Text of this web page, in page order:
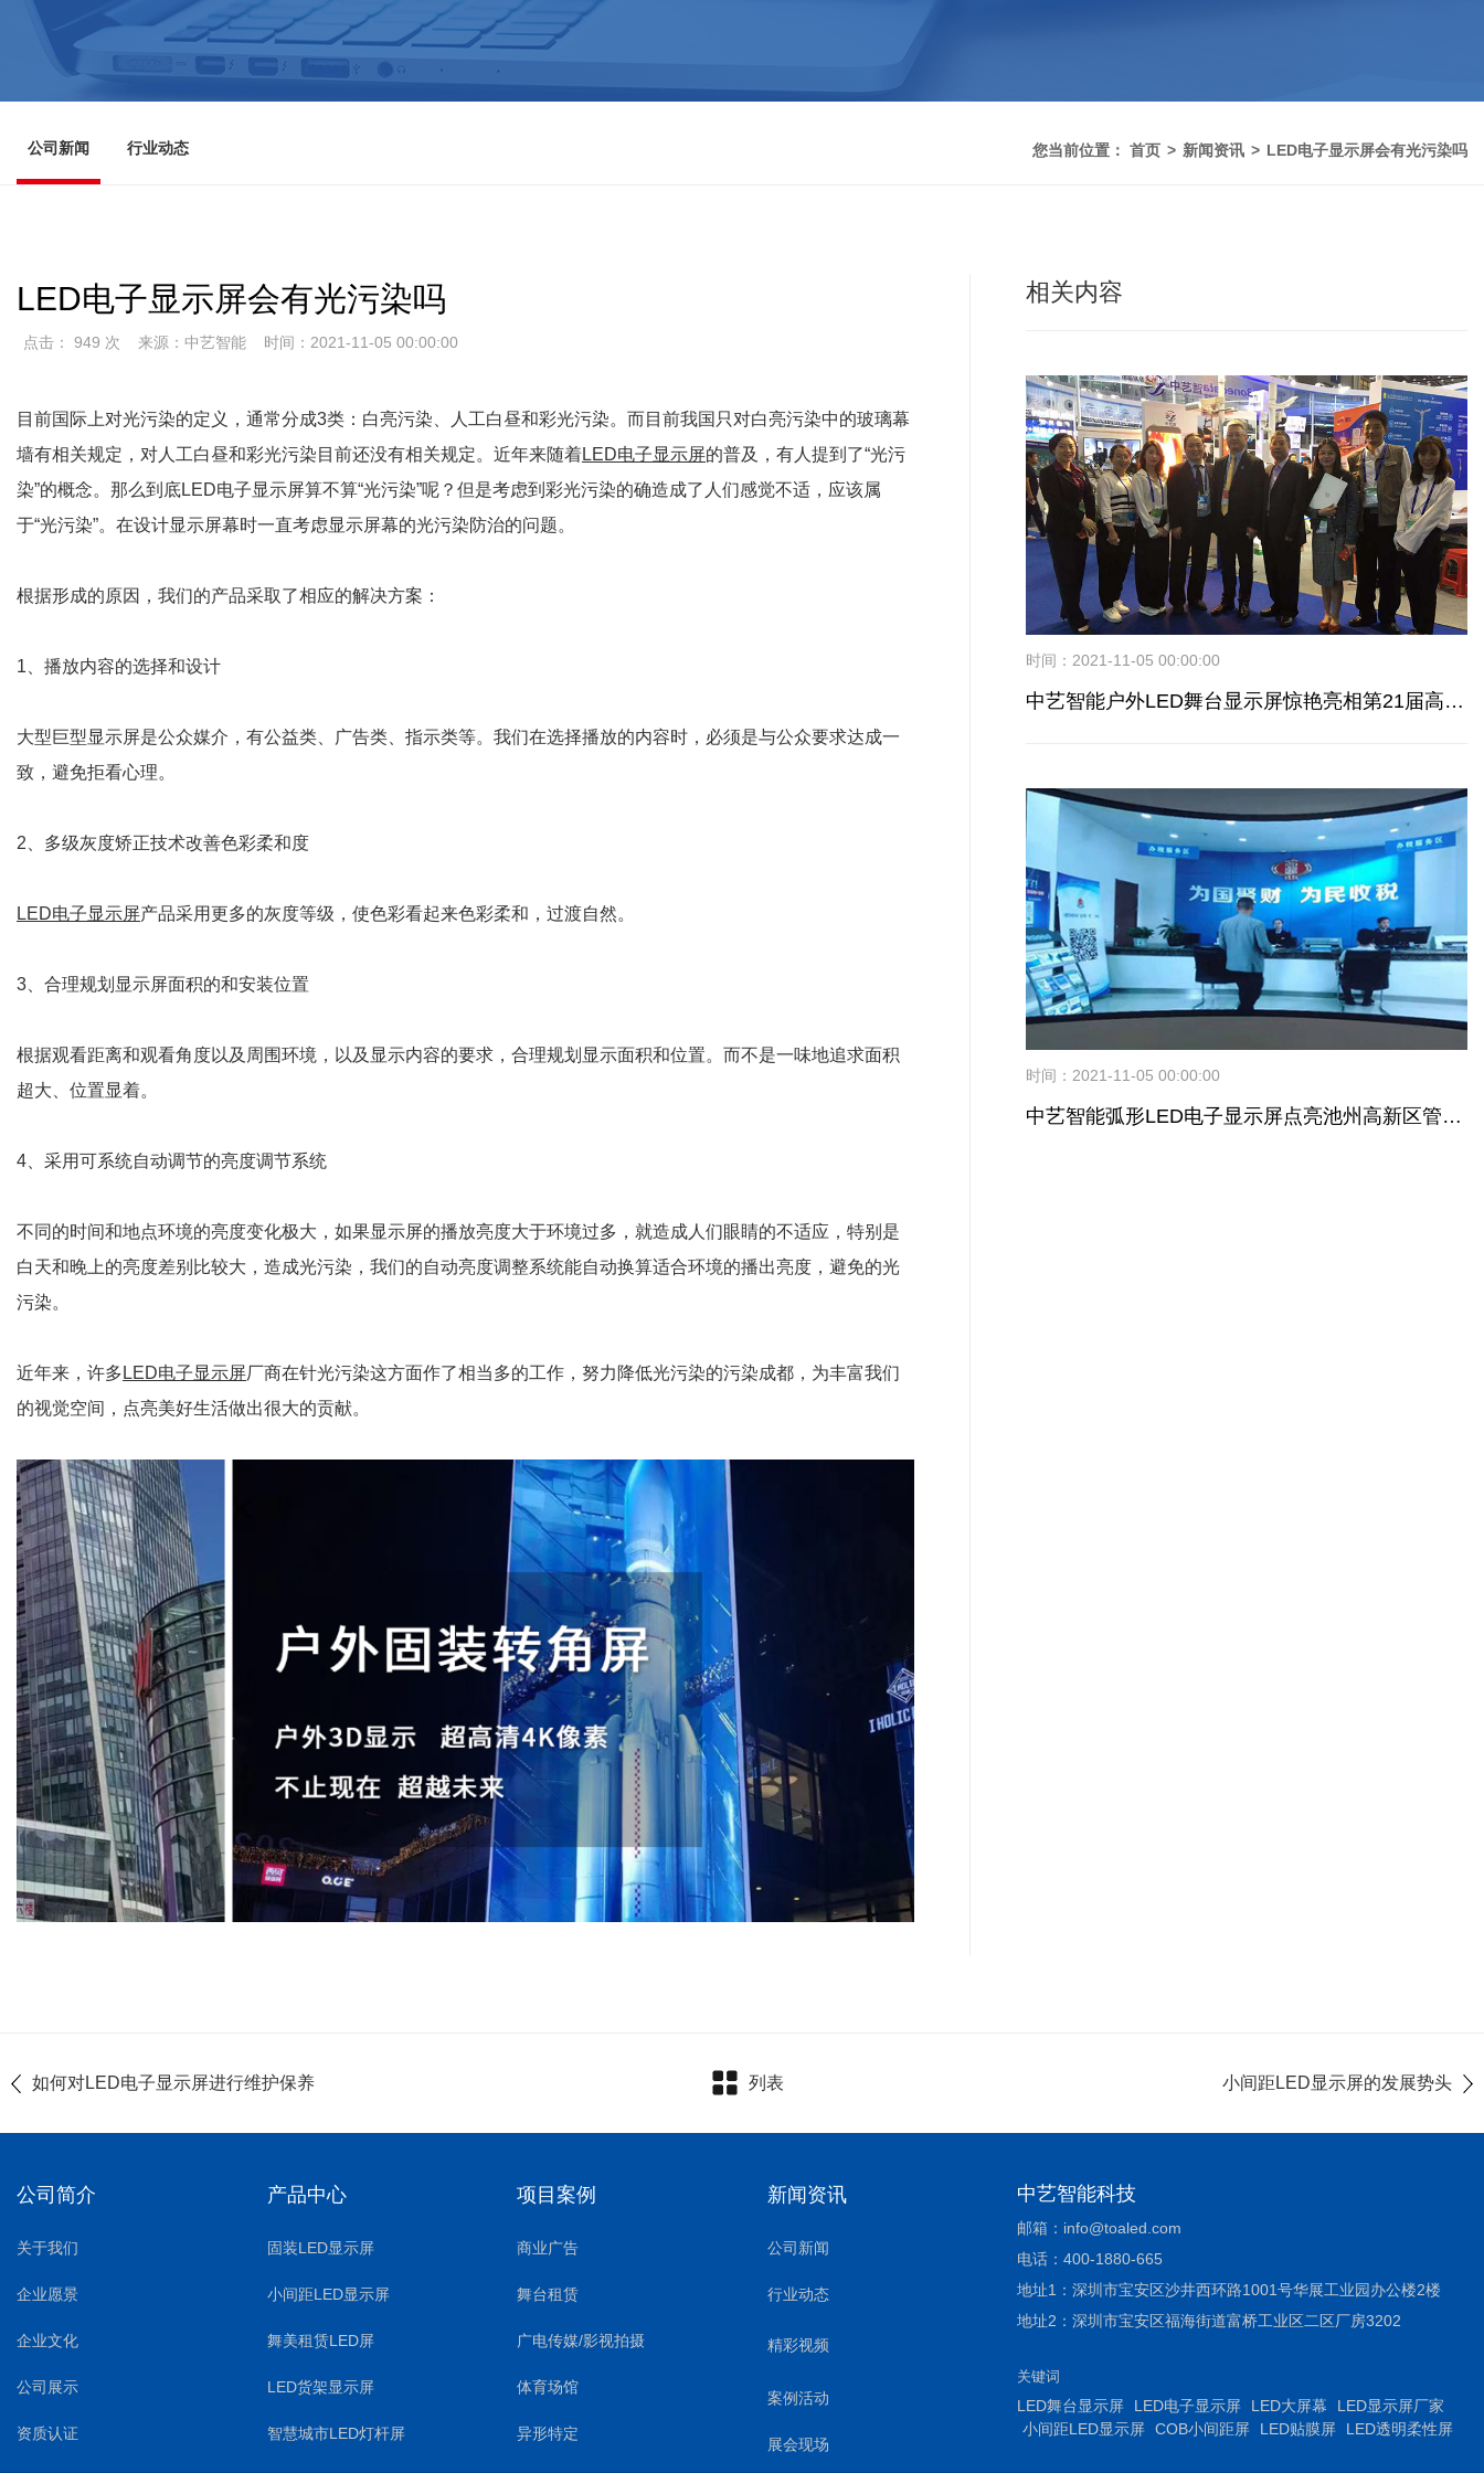
公司新闻 行业动态 您当前位置： 首页 新闻资讯 LED电子显示屏会有光污染吗
LED电子显示屏会有光污染吗
点击： 949 次 来源：中艺智能 时间：2021-11-05 00:00:00
目前国际上对光污染的定义，通常分成3类：白亮污染、人工白昼和彩光污染。而目前我国只对白亮污染中的玻璃幕
墙有相关规定，对人工白昼和彩光污染目前还没有相关规定。近年来随着LED电子显示屏的普及，有人提到了“光污
染”的概念。那么到底LED电子显示屏算不算“光污染”呢？但是考虑到彩光污染的确造成了人们感觉不适，应该属
于“光污染”。在设计显示屏幕时一直考虑显示屏幕的光污染防治的问题。
根据形成的原因，我们的产品采取了相应的解决方案：
1、播放内容的选择和设计
大型巨型显示屏是公众媒介，有公益类、广告类、指示类等。我们在选择播放的内容时，必须是与公众要求达成一
致，避免拒看心理。
2、多级灰度矫正技术改善色彩柔和度
LED电子显示屏产品采用更多的灰度等级，使色彩看起来色彩柔和，过渡自然。
3、合理规划显示屏面积的和安装位置
根据观看距离和观看角度以及周围环境，以及显示内容的要求，合理规划显示面积和位置。而不是一味地追求面积
超大、位置显着。
4、采用可系统自动调节的亮度调节系统
不同的时间和地点环境的亮度变化极大，如果显示屏的播放亮度大于环境过多，就造成人们眼睛的不适应，特别是
白天和晚上的亮度差别比较大，造成光污染，我们的自动亮度调整系统能自动换算适合环境的播出亮度，避免的光
污染。
近年来，许多 LED电子显示屏厂商在针光污染这方面作了相当多的工作，努力降低光污染的污染成都，为丰富我们
的视觉空间，点亮美好生活做出很大的贡献。
相关内容
时间：2021-11-05 00:00:00
中艺智能户外LED舞台显示屏惊艳亮相第21届高交会
时间：2021-11-05 00:00:00
中艺智能弧形LED电子显示屏点亮池州高新区管委会展
如何对LED电子显示屏进行维护保养 列表 小间距LED显示屏的发展势头
公司简介
关于我们
企业愿景
企业文化
公司展示
资质认证
产品中心
固装LED显示屏
小间距LED显示屏
舞美租赁LED屏
LED货架显示屏
智慧城市LED灯杆屏
项目案例
商业广告
舞台租赁
广电传媒/影视拍摄
体育场馆
异形特定
新闻资讯
公司新闻
行业动态
精彩视频
案例活动
展会现场
中艺智能科技
邮箱： info@toaled.com
电话：400-1880-665
地址1：深圳市宝安区沙井西环路1001号华展工业园办公楼2楼
地址2：深圳市宝安区福海街道富桥工业区二区厂房3202
关键词
LED舞台显示屏 LED电子显示屏 LED大屏幕
LED显示屏厂家
小间距LED显示屏 COB小间距屏 LED贴膜屏 LED透明柔性屏